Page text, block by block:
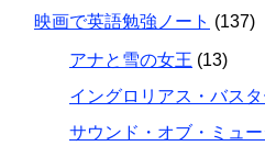
映画で英語勉強ノート (137)
アナと雪の女王 (13)
イングロリアス・バス
サウンド・オブ・ミュ